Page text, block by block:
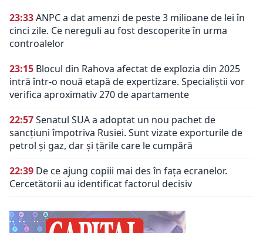
23:33ANPC a dat amenzi de peste 3 milioane de lei în
cinci zile. Ce nereguli au fost descoperite în urma
controalelor
23:15 Blocul din Rahova afectat de explozia din 2025
intră într-o nouă etapă de expertizare. Specialiștii vor
verifica aproximativ 270 de apartamente
22:57Senatul SUA a adoptat un nou pachet de
sancțiuni împotriva Rusiei. Sunt vizate exporturile de
petrol și gaz, dar și țările care le cumpără
22:39 De ce ajung copiii mai des în fața ecranelor.
Cercetătorii au identificat factorul decisiv